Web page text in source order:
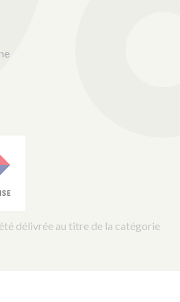
délivrée au titre de la catégorie